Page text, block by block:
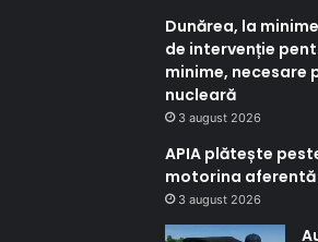
Dunărea, la
de intervenție
minime, necesare
nucleară
3 august 2026
APIA plătește
motorina aferentă
3 august 2026